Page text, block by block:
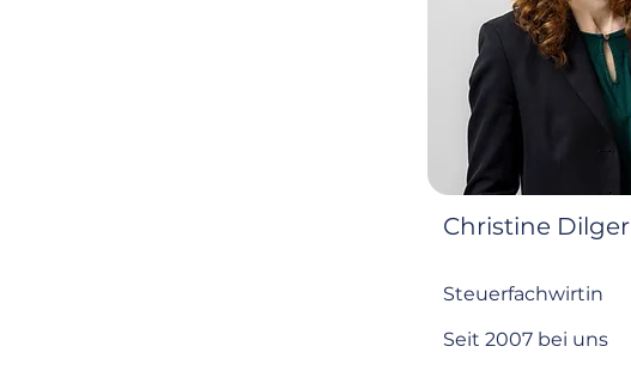
Christine Dilger
Steuerfachwirtin
Seit 2007 bei uns